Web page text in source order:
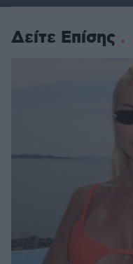
Δείτε Επίσης